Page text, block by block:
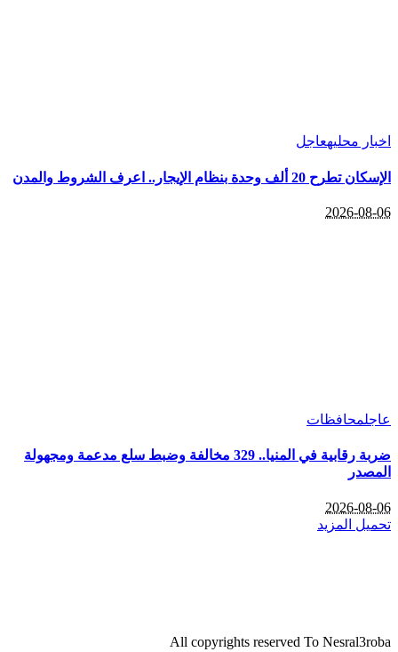
اخبار محليهعاجل
الإسكان تطرح 20 ألف وحدة بنظام الإيجار.. اعرف الشروط والمدن
2026-08-06
عاجلمحافظات
ضربة رقابية في المنيا.. 329 مخالفة وضبط سلع مدعمة ومجهولة
المصدر
2026-08-06
تحميل المزيد
All copyrights reserved To Nesral3roba